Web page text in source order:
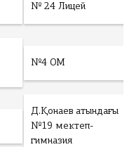
№ 24 Лицей
№4 ОМ
Д.Қонаев атындағы
№19 мектеп-
гимназия